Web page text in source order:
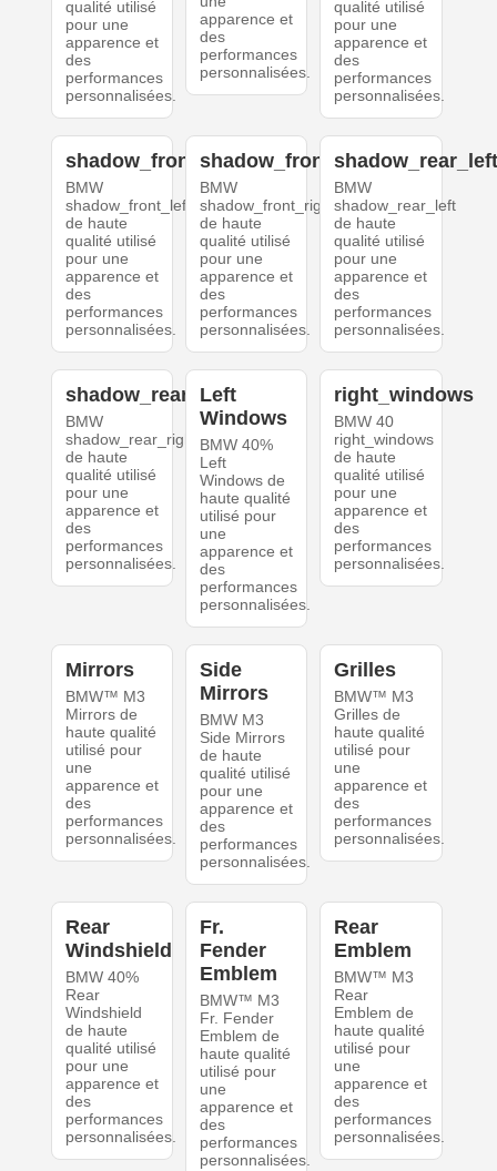
qualité utilisé
pour une
apparence et
des
performances
personnalisées.
apparence et
des
performances
personnalisées.
qualité utilisé
pour une
apparence et
des
performances
personnalisées.
shadow_front_left
BMW
shadow_front_left
de haute
qualité utilisé
pour une
apparence et
des
performances
personnalisées.
shadow_front_right
BMW
shadow_front_right
de haute
qualité utilisé
pour une
apparence et
des
performances
personnalisées.
BMW
shadow_rear_left
de haute
qualité utilisé
pour une
apparence et
des
performances
personnalisées.
shadow_rear_right
BMW
shadow_rear_right
de haute
qualité utilisé
pour une
apparence et
des
performances
personnalisées.
Left
Windows
BMW 40%
Left
Windows de
haute qualité
utilisé pour
une
apparence et
des
performances
personnalisées.
right_windows
BMW 40
right_windows
de haute
qualité utilisé
pour une
apparence et
des
performances
personnalisées.
Mirrors
BMW™ M3
Mirrors de
haute qualité
utilisé pour
une
apparence et
des
performances
personnalisées.
Side
Mirrors
BMW M3
Side Mirrors
de haute
qualité utilisé
pour une
apparence et
des
performances
personnalisées.
Grilles
BMW™ M3
Grilles de
haute qualité
utilisé pour
une
apparence et
des
performances
personnalisées.
Rear
Windshield
BMW 40%
Rear
Windshield
de haute
qualité utilisé
pour une
apparence et
des
performances
personnalisées.
Fr.
Fender
Emblem
BMW™ M3
Fr. Fender
Emblem de
haute qualité
utilisé pour
une
apparence et
des
performances
personnalisées.
Rear
Emblem
BMW™ M3
Rear
Emblem de
haute qualité
utilisé pour
une
apparence et
des
performances
personnalisées.